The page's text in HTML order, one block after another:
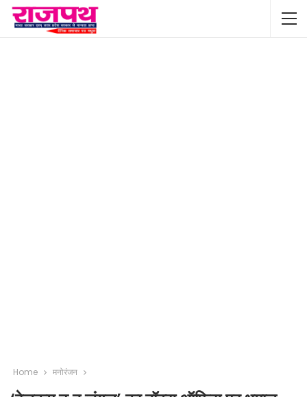
Home मनोरंजन